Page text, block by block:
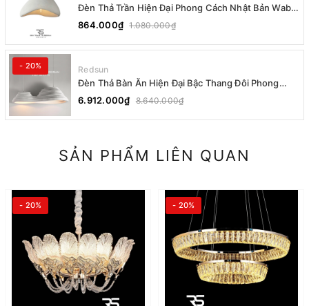
Đèn Thả Trần Hiện Đại Phong Cách Nhật Bản Wabi-
sabi CDT-T036 Dáng A
864.000₫ 1.080.000₫
- 20% Redsun
Đèn Thả Bàn Ăn Hiện Đại Bậc Thang Đôi Phong
Cách Nhật Bản Wabi-sabi DC-T078A
6.912.000₫ 8.640.000₫
SẢN PHẨM LIÊN QUAN
- 20% - 20%